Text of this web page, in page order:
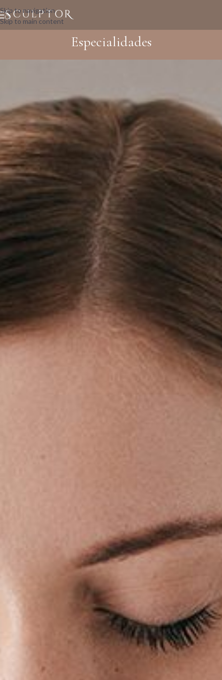
Skip to navigation
Skip to main content
Especialidades